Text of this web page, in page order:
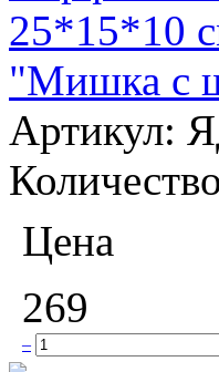
"Мишка с
Артикул:
Цена
269
–